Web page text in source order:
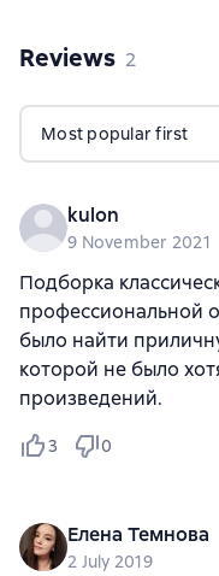
Reviews 2
2
Most popular first
kulon
9 November 2021
Подборка
профессиональной
было найти
которой не было
произведений.
3 0
Елена Темнова
2 July 2019